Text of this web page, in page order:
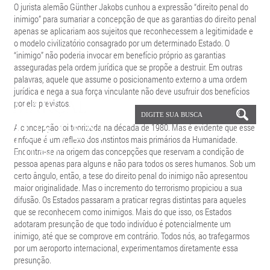
O jurista alemão Günther Jakobs cunhou a expressão “direito penal do
inimigo” para sumariar a concepção de que as garantias do direito penal
apenas se aplicariam aos sujeitos que reconhecessem a legitimidade e
o modelo civilizatório consagrado por um determinado Estado. O
“inimigo” não poderia invocar em benefício próprio as garantias
asseguradas pela ordem jurídica que se propõe a destruir. Em outras
palavras, aquele que assume o posicionamento externo a uma ordem
jurídica e nega a sua força vinculante não deve usufruir dos benefícios
por ela previstos.
A concepção foi teorizada na década de 1980. Mas é evidente que esse
enfoque é um reflexo dos instintos mais primários da Humanidade.
Encontra-se na origem das concepções que reservam a condição de
pessoa apenas para alguns e não para todos os seres humanos. Sob um
certo ângulo, então, a tese do direito penal do inimigo não apresentou
maior originalidade. Mas o incremento do terrorismo propiciou a sua
difusão. Os Estados passaram a praticar regras distintas para aqueles
que se reconhecem como inimigos. Mais do que isso, os Estados
adotaram presunção de que todo indivíduo é potencialmente um
inimigo, até que se comprove em contrário. Todos nós, ao trafegarmos
por um aeroporto internacional, experimentamos diretamente essa
presunção.